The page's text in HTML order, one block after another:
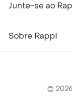
Junte-se ao
Sobre Rappi
© 2026